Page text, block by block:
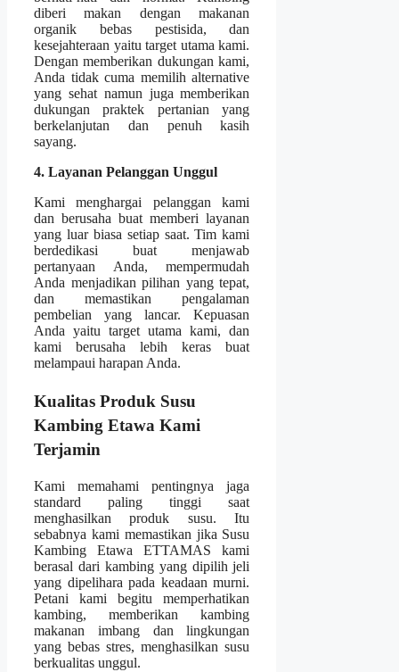
diberi makan dengan makanan
organik bebas pestisida, dan
kesejahteraan yaitu target utama kami.
Dengan memberikan dukungan kami,
Anda tidak cuma memilih alternative
yang sehat namun juga memberikan
dukungan praktek pertanian yang
berkelanjutan dan penuh kasih
sayang.
4. Layanan Pelanggan Unggul
Kami menghargai pelanggan kami
dan berusaha buat memberi layanan
yang luar biasa setiap saat. Tim kami
berdedikasi buat menjawab
pertanyaan Anda, mempermudah
Anda menjadikan pilihan yang tepat,
dan memastikan pengalaman
pembelian yang lancar. Kepuasan
Anda yaitu target utama kami, dan
kami berusaha lebih keras buat
melampaui harapan Anda.
Kualitas Produk Susu
Kambing Etawa Kami
Terjamin
Kami memahami pentingnya jaga
standard paling tinggi saat
menghasilkan produk susu. Itu
sebabnya kami memastikan jika Susu
Kambing Etawa ETTAMAS kami
berasal dari kambing yang dipilih jeli
yang dipelihara pada keadaan murni.
Petani kami begitu memperhatikan
kambing, memberikan kambing
makanan imbang dan lingkungan
yang bebas stres, menghasilkan susu
berkualitas unggul.